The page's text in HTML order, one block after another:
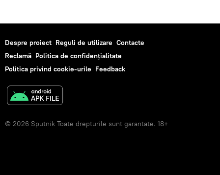
Despre proiect Reguli de utilizare Contacte
Reclamă Politica de confidențialitate
Politica privind cookie-urile Feedback
© 2026 Sputnik Toate drepturile sunt garantate. 18+